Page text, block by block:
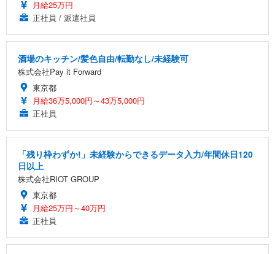
月給25万円
正社員 / 派遣社員
酒場のキッチン/髪色自由/転勤なし/未経験可
株式会社Pay it Forward
東京都
月給36万5,000円～43万5,000円
正社員
「残り枠わずか!」未経験からできるデータ入力/年間休日120
日以上
株式会社RIOT GROUP
東京都
月給25万円～40万円
正社員